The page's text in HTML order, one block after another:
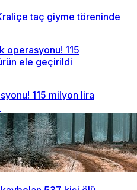
taç giyme töreninde
115 milyon lira